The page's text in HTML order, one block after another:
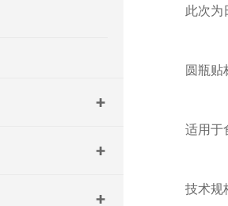
此次为日
圆瓶贴
适用于食
技术规